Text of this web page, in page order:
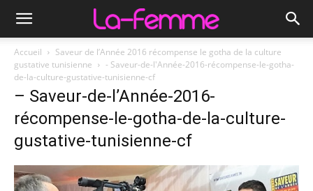
Accueil
Saveur de l’Année 2016 récompense le gotha de la culture
gustative tunisienne
- Saveur-de-l'Année-2016-récompense-le-gotha-
de-la-culture-gustative-tunisienne-cf
– Saveur-de-l’Année-2016-
récompense-le-gotha-de-la-culture-
gustative-tunisienne-cf